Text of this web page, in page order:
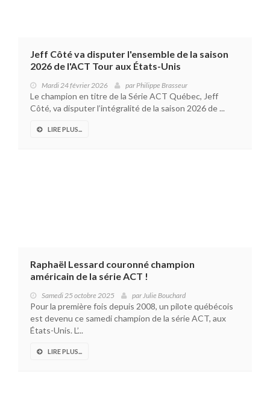
Jeff Côté va disputer l'ensemble de la saison
2026 de l'ACT Tour aux États-Unis
Mardi 24 février 2026 parPhilippe Brasseur
Le champion en titre de la Série ACT Québec, Jeff
Côté, va disputer l’intégralité de la saison 2026 de ...
LIRE PLUS...
Raphaël Lessard couronné champion
américain de la série ACT !
Samedi 25 octobre 2025 parJulie Bouchard
Pour la première fois depuis 2008, un pilote québécois
est devenu ce samedi champion de la série ACT, aux
États-Unis. L’...
LIRE PLUS...